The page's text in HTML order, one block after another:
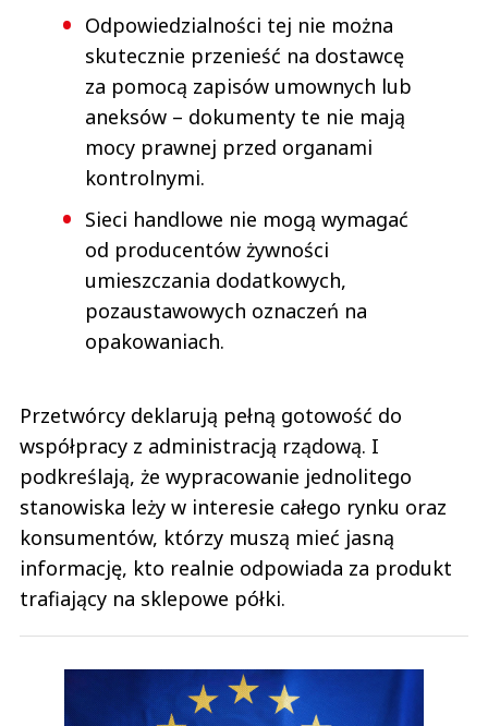
Odpowiedzialności tej nie można
skutecznie przenieść na dostawcę
za pomocą zapisów umownych lub
aneksów – dokumenty te nie mają
mocy prawnej przed organami
kontrolnymi.
Sieci handlowe nie mogą wymagać
od producentów żywności
umieszczania dodatkowych,
pozaustawowych oznaczeń na
opakowaniach.
Przetwórcy deklarują pełną gotowość do
współpracy z administracją rządową. I
podkreślają, że wypracowanie jednolitego
stanowiska leży w interesie całego rynku oraz
konsumentów, którzy muszą mieć jasną
informację, kto realnie odpowiada za produkt
trafiający na sklepowe półki.